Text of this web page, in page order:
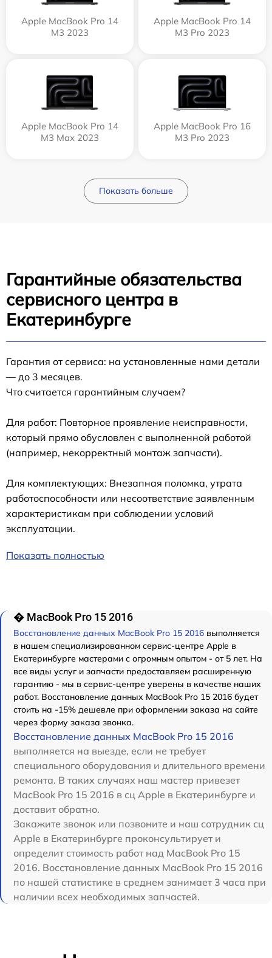
Apple MacBook Pro 14
M3 2023
Apple MacBook Pro 14
M3 Pro 2023
Apple MacBook Pro 14
M3 Max 2023
Apple MacBook Pro 16
M3 Pro 2023
Показать больше
Гарантийные обязательства
сервисного центра в
Екатеринбурге
Гарантия от сервиса: на установленные нами детали
— до 3 месяцев.
Что считается гарантийным случаем?
Для работ: Повторное проявление неисправности,
который прямо обусловлен с выполненной работой
(например, некорректный монтаж запчасти).
Для комплектующих: Внезапная поломка, утрата
работоспособности или несоответствие заявленным
характеристикам при соблюдении условий
эксплуатации.
Показать полностью
� MacBook Pro 15 2016
Восстановление данных MacBook Pro 15 2016 выполняется
в нашем специализированном сервис-центре Apple в
Екатеринбурге мастерами с огромным опытом - от 5 лет. На
все виды услуг и запчасти предоставляем расширенную
гарантию - мы в сервис-центре уверены в качестве наших
работ. Восстановление данных MacBook Pro 15 2016 будет
стоить на -15% дешевле при оформлении заказа на сайте
через форму заказа звонка.
Восстановление данных MacBook Pro 15 2016
выполняется на выезде, если не требует
специального оборудования и длительного времени
ремонта. В таких случаях наш мастер привезет
MacBook Pro 15 2016 в сц Apple в Екатеринбурге и
доставит обратно.
Закажите звонок или позвоните и наш сотрудник сц
Apple в Екатеринбурге проконсультирует и
определит стоимость работ над MacBook Pro 15
2016. Восстановление данных MacBook Pro 15 2016
по нашей статистике в среднем занимает 3 часа при
наличии всех необходимых запчастей.